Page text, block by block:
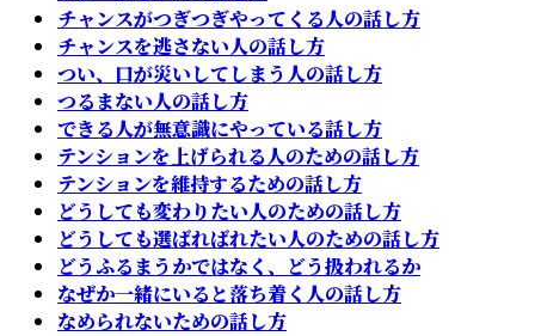
チャンスがつぎつぎやってくる人の話し方
チャンスを逃さない人の話し方
つい、口が災いしてしまう人の話し方
つるまない人の話し方
できる人が無意識にやっている話し方
テンションを上げられる人のための話し方
テンションを維持するための話し方
どうしても変わりたい人のための話し方
どうしても選ばればれたい人のための話し方
どうふるまうかではなく、どう扱われるか
なぜか一緒にいると落ち着く人の話し方
なめられないための話し方